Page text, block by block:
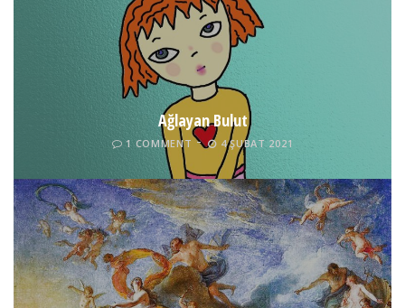
Ağlayan Bulut
1 COMMENT 4 ŞUBAT 2021